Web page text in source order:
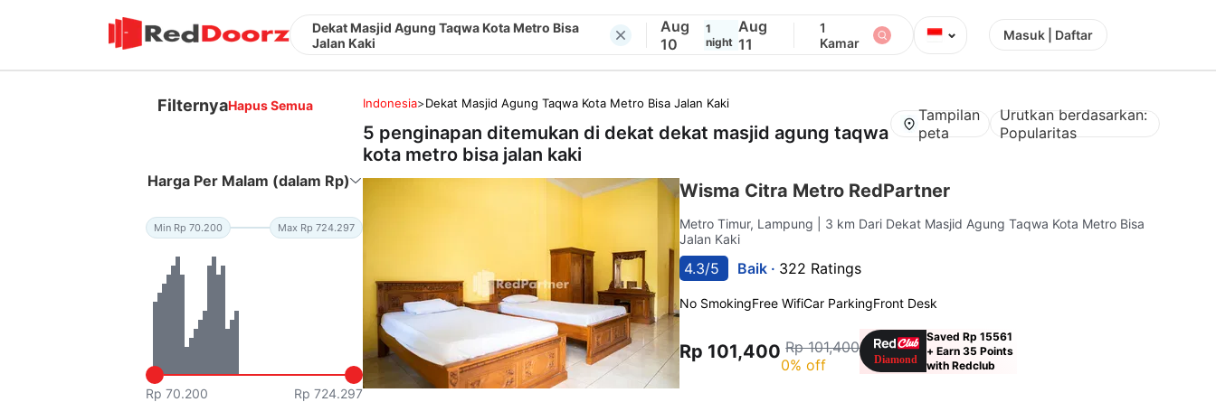
Dekat Masjid Agung Taqwa Kota Metro Bisa
Jalan Kaki
Aug
10
1
night
Aug
11
1
Kamar
⌄ Masuk | Daftar
FilternyaHapus Semua
Harga Per Malam (dalam Rp)
Min Rp 70.200 Max Rp 724.297
Rp 70.200 Rp 724.297
Indonesia>Dekat Masjid Agung Taqwa Kota Metro Bisa Jalan Kaki
5 penginapan ditemukan di dekatdekat masjid agung taqwa
kota metro bisa jalan kaki
Tampilan
peta
Urutkan berdasarkan:
Popularitas
Wisma Citra Metro RedPartner
Metro Timur, Lampung
| 3 km Dari Dekat Masjid Agung Taqwa Kota Metro Bisa
Jalan Kaki
4.3/5 Baik · 322 Ratings
No SmokingFree WifiCar ParkingFront Desk
Rp 101,400 Rp 101,400
0% off
Saved Rp 15561
+ Earn 35 Points
with Redclub